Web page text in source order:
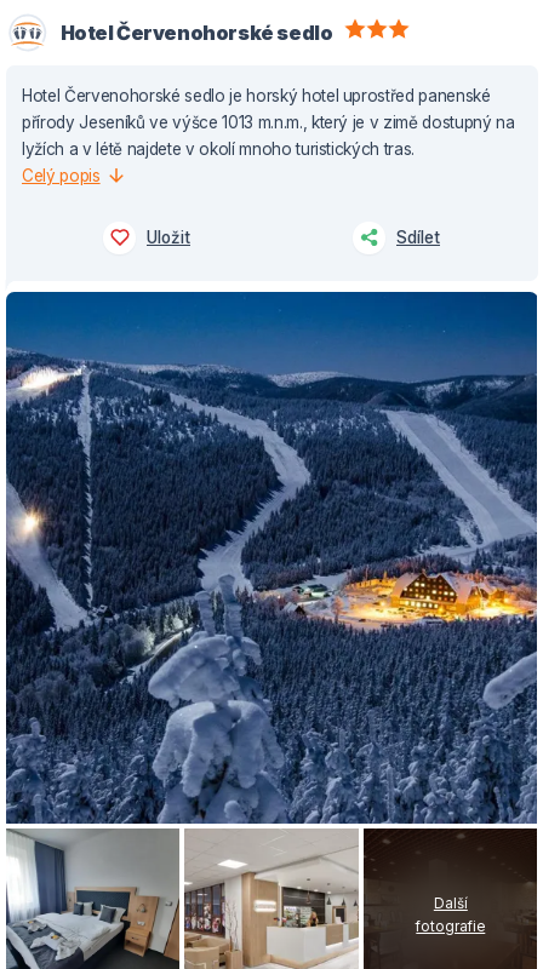
Hotel Červenohorské sedlo
Hotel Červenohorské sedlo je horský hotel uprostřed panenské
přírody Jeseníků ve výšce 1013 m.n.m., který je v zimě dostupný na
lyžích a v létě najdete v okolí mnoho turistických tras.
Celý popis
Uložit Sdílet
Další
fotografie